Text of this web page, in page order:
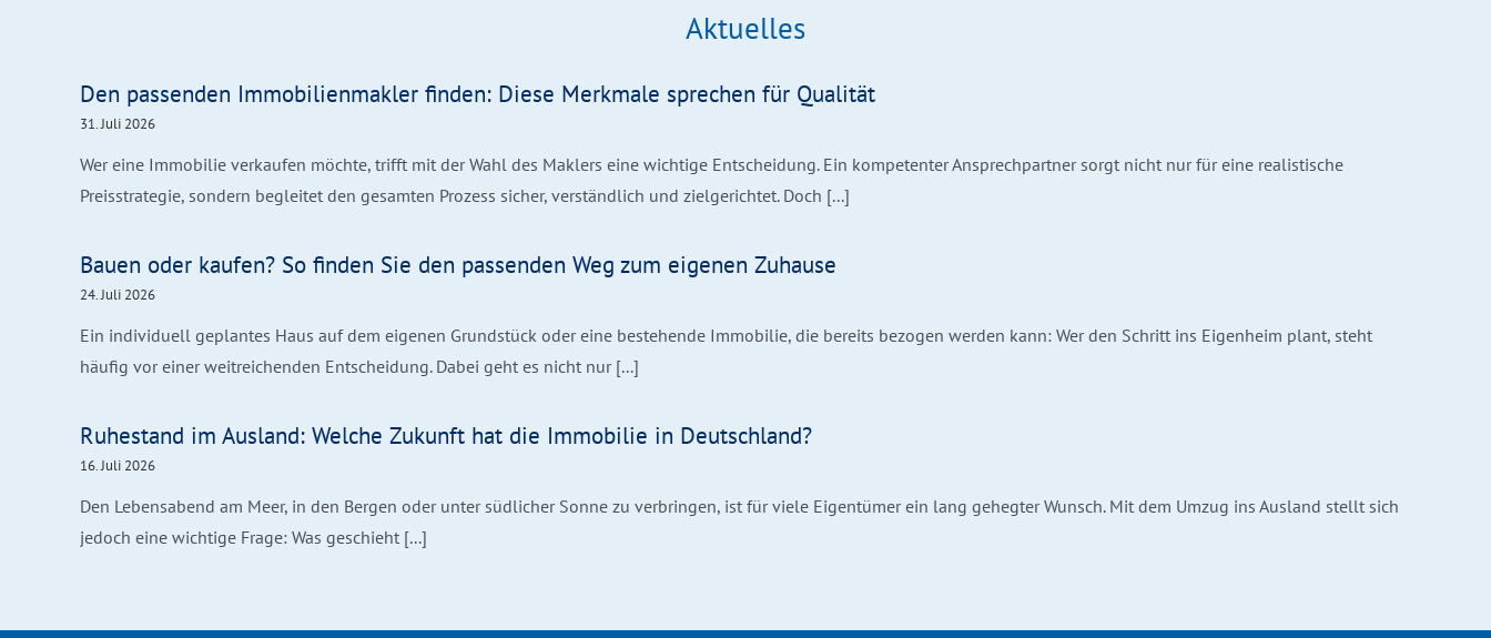
Aktuelles
Den passenden Immobilienmakler finden: Diese Merkmale sprechen für Qualität
31. Juli 2026
Wer eine Immobilie verkaufen möchte, trifft mit der Wahl des Maklers eine wichtige Entscheidung. Ein kompetenter Ansprechpartner sorgt nicht nur für eine realistische
Preisstrategie, sondern begleitet den gesamten Prozess sicher, verständlich und zielgerichtet. Doch [...]
Bauen oder kaufen? So finden Sie den passenden Weg zum eigenen Zuhause
24. Juli 2026
Ein individuell geplantes Haus auf dem eigenen Grundstück oder eine bestehende Immobilie, die bereits bezogen werden kann: Wer den Schritt ins Eigenheim plant, steht
häufig vor einer weitreichenden Entscheidung. Dabei geht es nicht nur [...]
Ruhestand im Ausland: Welche Zukunft hat die Immobilie in Deutschland?
16. Juli 2026
Den Lebensabend am Meer, in den Bergen oder unter südlicher Sonne zu verbringen, ist für viele Eigentümer ein lang gehegter Wunsch. Mit dem Umzug ins Ausland stellt sich
jedoch eine wichtige Frage: Was geschieht [...]